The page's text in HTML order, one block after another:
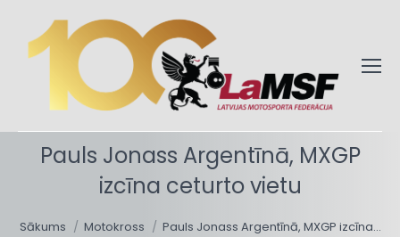
Pauls Jonass Argentīnā, MXGP
izcīna ceturto vietu
Sākums Motokross Pauls Jonass Argentīnā, MXGP izcīna…